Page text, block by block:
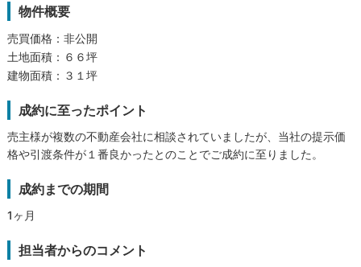
物件概要
売買価格：非公開
土地面積：６６坪
建物面積：３１坪
成約に至ったポイント
売主様が複数の不動産会社に相談されていましたが、当社の提示価
格や引渡条件が１番良かったとのことでご成約に至りました。
成約までの期間
1ヶ月
担当者からのコメント